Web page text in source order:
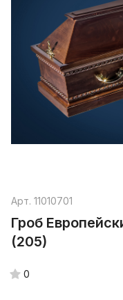
Арт. 11010701
Гроб
(205)
0